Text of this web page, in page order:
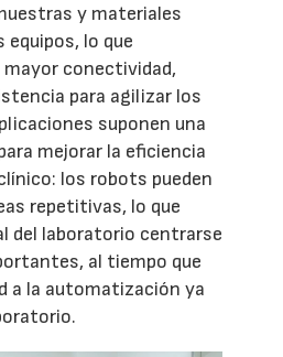
y materiales
lo que
conectividad,
para agilizar los
suponen una
mejorar la eficiencia
los robots pueden
repetitivas, lo que
del laboratorio centrarse
al tiempo que
a la automatización ya